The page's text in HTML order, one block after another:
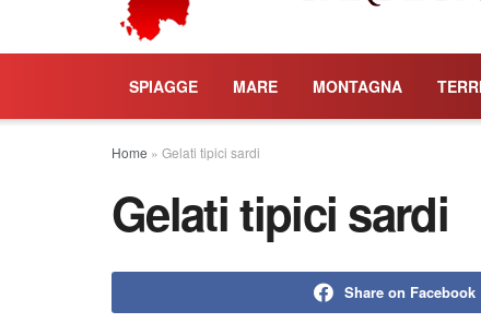
SPIAGGE MARE MONTAGNA
Home » Gelati tipici sardi
Gelati tipici sardi
Share on Facebook